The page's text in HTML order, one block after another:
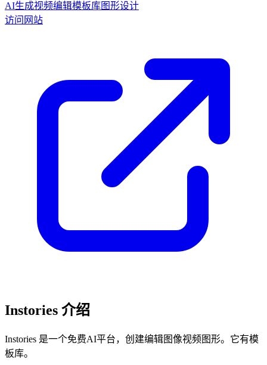
AI生成视频编辑模板库图形设计
访问网站
Instories 介绍
Instories 是一个免费AI平台，创建编辑图像视频图形。它有模
板库。